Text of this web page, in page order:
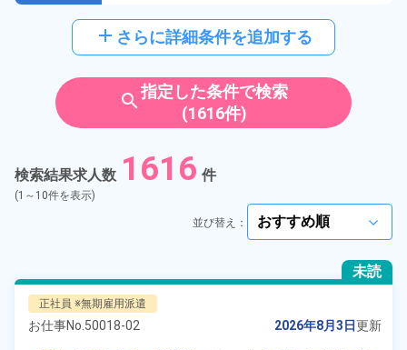
選択してください
雇用形態 派遣社員
紹介予定派遣
契約社員
アルバイト・パート
正社員 ※無期雇用派遣
add さらに詳細条件を追加する
search指定した条件で検索
(1616件)
検索結果求人数 1616 件
(1～10件を表示)
並び替え： arrow_forward_ios
未読
正社員 ※無期雇用派遣
お仕事No. 50018-02 2026年8月3日更新